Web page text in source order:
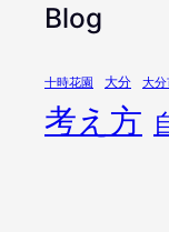
Blog
十時花園 大分 大分
考え方